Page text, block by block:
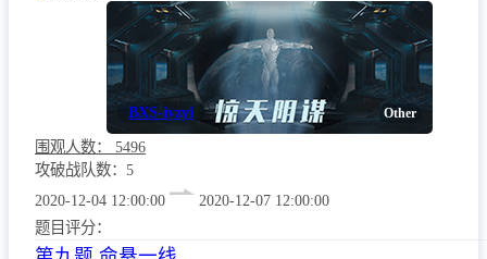
Other
BXS-iyzyi
围观人数：
5496
攻破战队数：5
2020-12-04 12:00:00
2020-12-07 12:00:00
题目评分：